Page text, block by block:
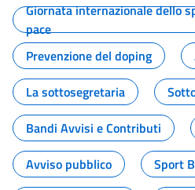
Giornata internazionale dello
pace
Prevenzione del doping
La sottosegretaria
Bandi Avvisi e Contributi
Avviso pubblico
Sport